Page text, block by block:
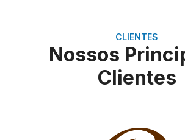
CLIENTES
Nossos
Clientes